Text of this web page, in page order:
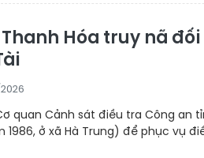
Hóa truy nã
quan Cảnh sát điều tra Công an
1986, ở xã Hà Trung) để phục vụ